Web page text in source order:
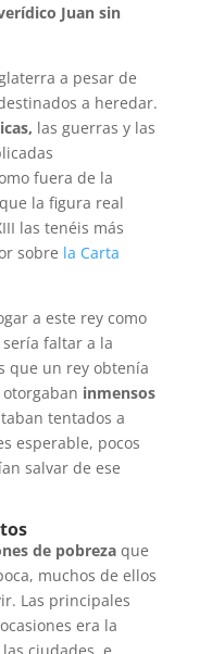
Juan sin
a pesar de
a heredar.
las guerras y las
fuera de la
la figura real
las tenéis más
sobre la Carta
a este rey como
faltar a la
que un rey obtenía
inmensos
tentados a
esperable, pocos
salvar de ese
de pobrezaque
muchos de ellos
Las principales
era la